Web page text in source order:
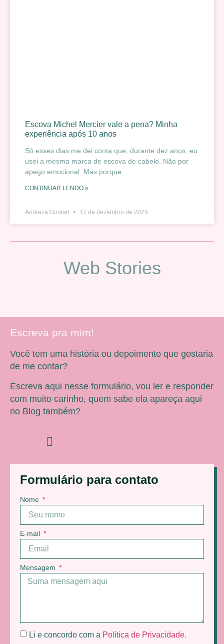
Escova Michel Mercier vale a pena? Minha
experiência após 10 anos
Só esses dias me dei conta que, durante dez anos, eu
usei a mesma marca de escova de cabelo. Não por
apego emocional. Mas porque
CONTINUAR LENDO »
Andreza Goulart 17 de dezembro de 2025
Web Stories
Formulário para contato
Nome
E-mail
Mensagem
Li e concordo com a Política de Privacidade.
Escreva pra mim!
Você tem uma história ou depoimento que gostaria
de me contar?
Escreva aqui nesse formulário, vou ler e responder
com muito carinho, quem sabe ela apareça aqui
no Blog também?